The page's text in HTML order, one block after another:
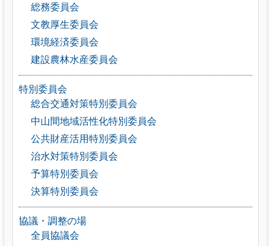
総務委員会
文教厚生委員会
環境経済委員会
建設農林水産委員会
特別委員会
総合交通対策特別委員会
中山間地域活性化特別委員会
公共財産活用特別委員会
治水対策特別委員会
予算特別委員会
決算特別委員会
協議・調整の場
全員協議会